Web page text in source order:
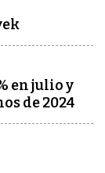
en julio y
de 2024